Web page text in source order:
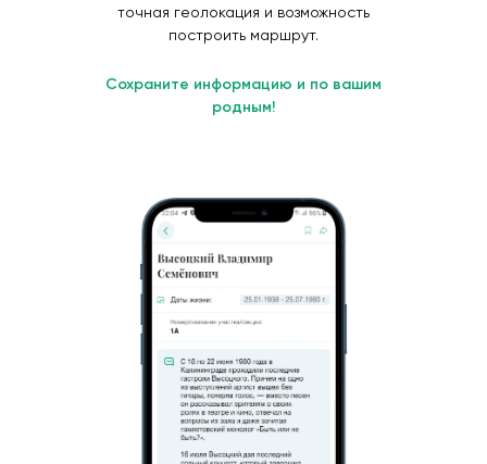
точная геолокация и возможность
построить маршрут.
Сохраните информацию и по вашим
родным!